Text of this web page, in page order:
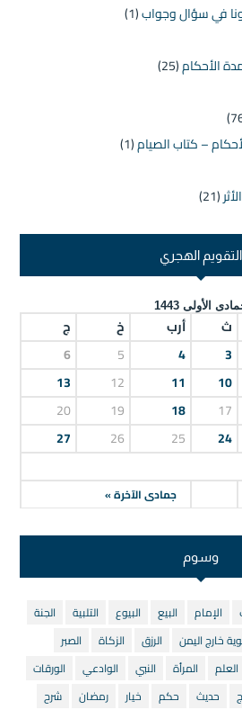
في سؤال وجواب(1)
الأحكام(25)
– كتاب الصيام(1)
(21)
التقويم الهجري
الأولى 1443
ث أرب خ ج
جمادى الآخرة »
3
4
5
6
10
11
12
13
17
18
19
20
24
25
26
27
وسوم
الإمام البيع البيوع التلبية
الجنة
خارج اليمن الرزق الزكاة
الصبر
العلم المرأة النبي الوادعي
الورقات
حديث حكم خيار رمضان شرح